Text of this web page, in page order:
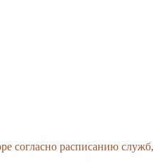
согласно расписанию